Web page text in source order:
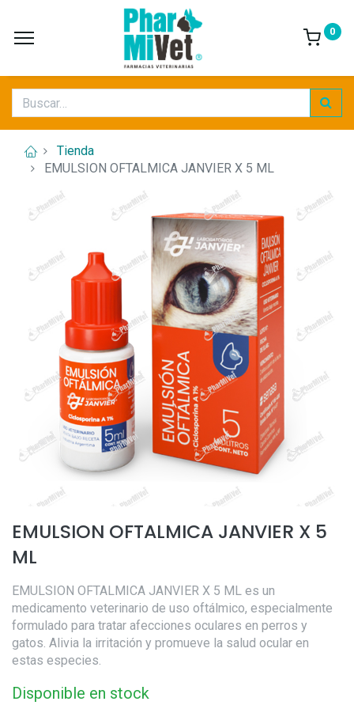
0
Tienda
EMULSION OFTALMICA JANVIER X 5 ML
EMULSION OFTALMICA JANVIER X 5
ML
EMULSION OFTALMICA JANVIER X 5 ML es un
medicamento veterinario de uso oftálmico, especialmente
formulado para tratar afecciones oculares en perros y
gatos. Alivia la irritación y promueve la salud ocular en
estas especies.
Disponible en stock